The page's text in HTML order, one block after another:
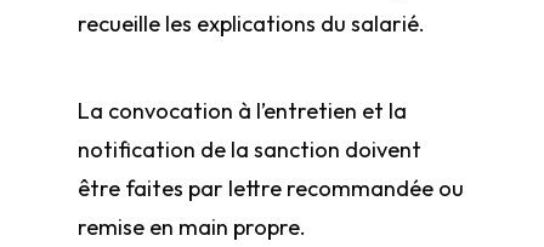
recueille les explications du salarié.
La convocation à l’entretien et la
notification de la sanction doivent
être faites par lettre recommandée ou
remise en main propre.